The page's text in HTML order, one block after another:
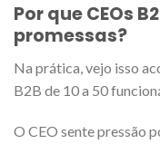
Por que CEOs
promessas?
Na prática, vejo isso
B2B de 10 a 50
O CEO sente pressão